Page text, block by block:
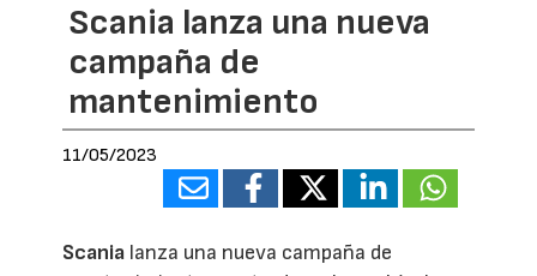
Scania lanza una nueva
campaña de
mantenimiento
11/05/2023
Scania lanza una nueva campaña de